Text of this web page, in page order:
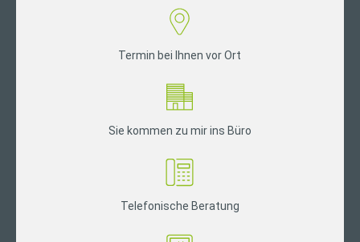
Termin bei Ihnen vor Ort
Sie kommen zu mir ins Büro
Telefonische Beratung